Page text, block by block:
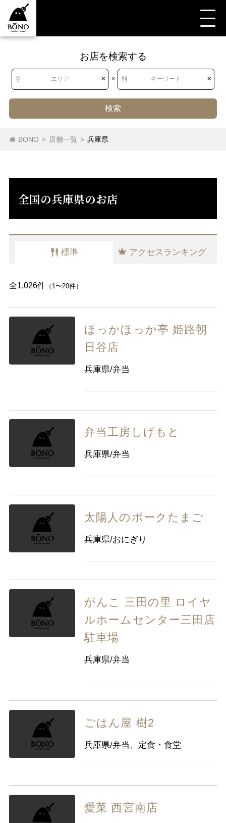
お店を検索する
エリア × × キーワード ×
検索
BONO > 店舗一覧 > 兵庫県
すべて 兵庫県
北海道 北海道
千葉県 東京都 神奈川県
山梨県
愛知県
三重県 滋賀県 京都 大阪府
兵庫県 奈良県
徳島県 香川県 愛媛県
九州・沖縄 福岡県 佐賀県
すべて レストラン（その他） 弁当・おにぎり
弁当 おにぎり
全国の兵庫県のお店
標準 アクセスランキング
全1,026件（1〜20件）
ほっかほっか亭 姫路朝
日谷店
兵庫県/弁当
弁当工房しげもと
兵庫県/弁当
太陽人のポークたまご
兵庫県/おにぎり
がんこ 三田の里 ロイヤ
ルホームセンター三田店
駐車場
兵庫県/弁当
ごはん屋 樹2
兵庫県/弁当、定食・食堂
愛菜 西宮南店